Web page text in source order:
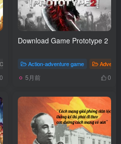
0
Download Game Prototype 2
Action-adventure game
5月前 0